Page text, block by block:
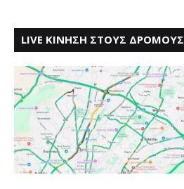
LIVE ΚΙΝΗΣΗ ΣΤΟΥΣ ΔΡΟΜΟΥΣ